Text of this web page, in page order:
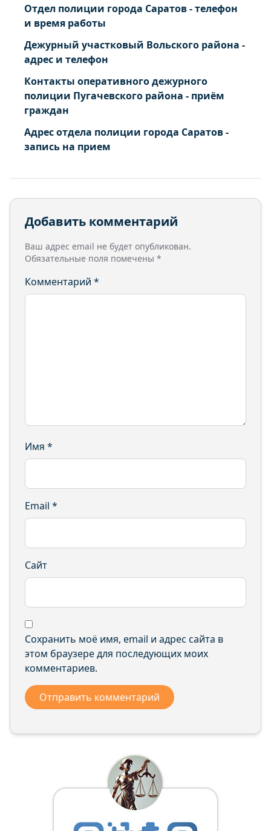
Отдел полиции города Саратов - телефон
и время работы
Дежурный участковый Вольского района -
адрес и телефон
Контакты оперативного дежурного
полиции Пугачевского района - приём
граждан
Адрес отдела полиции города Саратов -
запись на прием
Добавить комментарий
Ваш адрес email не будет опубликован.
Обязательные поля помечены *
Комментарий *
Имя *
Email *
Сайт
Сохранить моё имя, email и адрес сайта в
этом браузере для последующих моих
комментариев.